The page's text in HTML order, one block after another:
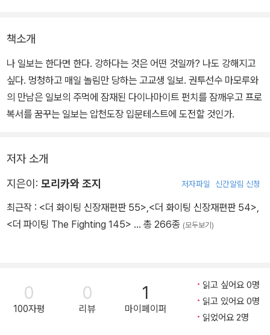
책소개
나 일보는 한다면 한다. 강하다는 것은 어떤 것일까? 나도 강해지고
싶다. 멍청하고 매일 놀림만 당하는 고교생 일보. 권투선수 마모루와
의 만남은 일보의 주먹에 잠재된 다이나마이트 펀치를 잠깨우고 프로
복서를 꿈꾸는 일보는 압천도장 입문테스트에 도전할 것인가.
저자 소개
지은이: 모리카와 조지 저자파일 신간알림 신청
최근작 : <더 화이팅 신장재편판 55>,<더 화이팅 신장재편판 54>,
<더 파이팅 The Fighting 145> … 총 266종 (모두보기)
0
100자평
0
리뷰
1
마이페이퍼
읽고 싶어요 0명
읽고 있어요 0명
읽었어요 2명